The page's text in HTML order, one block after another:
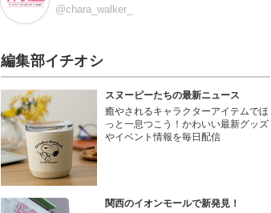
@chara_walker_
編集部イチオシ
スヌーピーたちの最新ニュース
癒やされるキャラクターアイテムでほ
っと一息つこう！かわいい最新グッズ
やイベント情報を毎日配信
関西のイオンモールで新発見！